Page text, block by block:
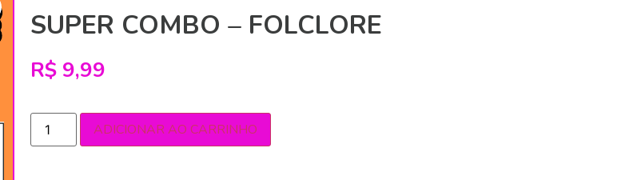
SUPER COMBO – FOLCLORE
R$ 9,99
ADICIONAR AO CARRINHO